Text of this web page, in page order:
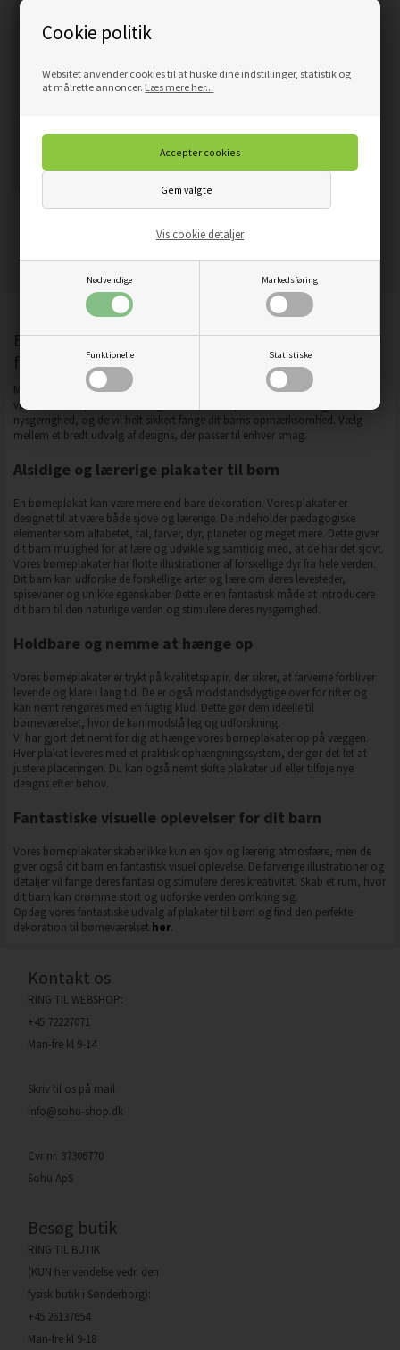
Cookie politik
Websitet anvender cookies til at huske dine indstillinger, statistik og
at målrette annoncer. Læs mere her...
Nødvendige Markedsføring
Funktionelle Statistiske
Vis cookie detaljer
PLAKAT SAFARI ELEFANT
Børneplakat - skab en sjov og lærerig atmosfære
for dit barns værelse
Med vores børneplakater kan du skabe en fantastisk atmosfære på dit barns
værelse. Vores plakater er designet med tanke på børns fantasi og
nysgerrighed, og de vil helt sikkert fange dit barns opmærksomhed. Vælg
mellem et bredt udvalg af designs, der passer til enhver smag.
Alsidige og lærerige plakater til børn
En børneplakat kan være mere end bare dekoration. Vores plakater er
designet til at være både sjove og lærerige. De indeholder pædagogiske
elementer som alfabetet, tal, farver, dyr, planeter og meget mere. Dette giver
dit barn mulighed for at lære og udvikle sig samtidig med, at de har det sjovt.
Vores børneplakater har flotte illustrationer af forskellige dyr fra hele verden.
Dit barn kan udforske de forskellige arter og lære om deres levesteder,
spisevaner og unikke egenskaber. Dette er en fantastisk måde at introducere
dit barn til den naturlige verden og stimulere deres nysgerrighed.
Holdbare og nemme at hænge op
Vores børneplakater er trykt på kvalitetspapir, der sikrer, at farverne forbliver
levende og klare i lang tid. De er også modstandsdygtige over for rifter og
kan nemt rengøres med en fugtig klud. Dette gør dem ideelle til
børneværelset, hvor de kan modstå leg og udforskning.
Vi har gjort det nemt for dig at hænge vores børneplakater op på væggen.
Hver plakat leveres med et praktisk ophængningssystem, der gør det let at
justere placeringen. Du kan også nemt skifte plakater ud eller tilføje nye
designs efter behov.
Fantastiske visuelle oplevelser for dit barn
Vores børneplakater skaber ikke kun en sjov og lærerig atmosfære, men de
giver også dit barn en fantastisk visuel oplevelse. De farverige illustrationer og
detaljer vil fange deres fantasi og stimulere deres kreativitet. Skab et rum, hvor
dit barn kan drømme stort og udforske verden omkring sig.
Opdag vores fantastiske udvalg af plakater til børn og find den perfekte
dekoration til børneværelset her.
Kontakt os
RING TIL WEBSHOP:
+45 72227071
Man-fre kl 9-14
Skriv til os på mail
info@sohu-shop.dk
Cvr nr. 37306770
Sohu ApS
Besøg butik
RING TIL BUTIK
(KUN henvendelse vedr. den
fysisk butik i Sønderborg):
+45 26137654
Man-fre kl 9-18